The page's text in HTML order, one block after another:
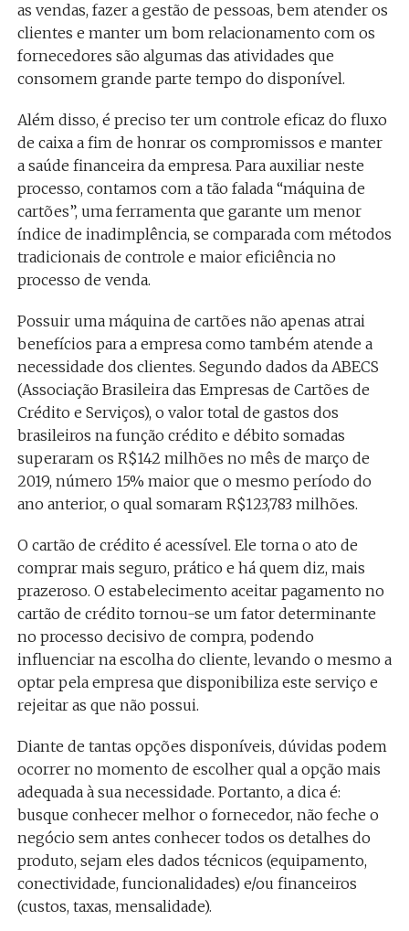
as vendas, fazer a gestão de pessoas, bem atender os
clientes e manter um bom relacionamento com os
fornecedores são algumas das atividades que
consomem grande parte tempo do disponível.
Além disso, é preciso ter um controle eficaz do fluxo
de caixa a fim de honrar os compromissos e manter
a saúde financeira da empresa. Para auxiliar neste
processo, contamos com a tão falada “máquina de
cartões”, uma ferramenta que garante um menor
índice de inadimplência, se comparada com métodos
tradicionais de controle e maior eficiência no
processo de venda.
Possuir uma máquina de cartões não apenas atrai
benefícios para a empresa como também atende a
necessidade dos clientes. Segundo dados da ABECS
(Associação Brasileira das Empresas de Cartões de
Crédito e Serviços), o valor total de gastos dos
brasileiros na função crédito e débito somadas
superaram os R$142 milhões no mês de março de
2019, número 15% maior que o mesmo período do
ano anterior, o qual somaram R$123,783 milhões.
O cartão de crédito é acessível. Ele torna o ato de
comprar mais seguro, prático e há quem diz, mais
prazeroso. O estabelecimento aceitar pagamento no
cartão de crédito tornou-se um fator determinante
no processo decisivo de compra, podendo
influenciar na escolha do cliente, levando o mesmo a
optar pela empresa que disponibiliza este serviço e
rejeitar as que não possui.
Diante de tantas opções disponíveis, dúvidas podem
ocorrer no momento de escolher qual a opção mais
adequada à sua necessidade. Portanto, a dica é:
busque conhecer melhor o fornecedor, não feche o
negócio sem antes conhecer todos os detalhes do
produto, sejam eles dados técnicos (equipamento,
conectividade, funcionalidades) e/ou financeiros
(custos, taxas, mensalidade).